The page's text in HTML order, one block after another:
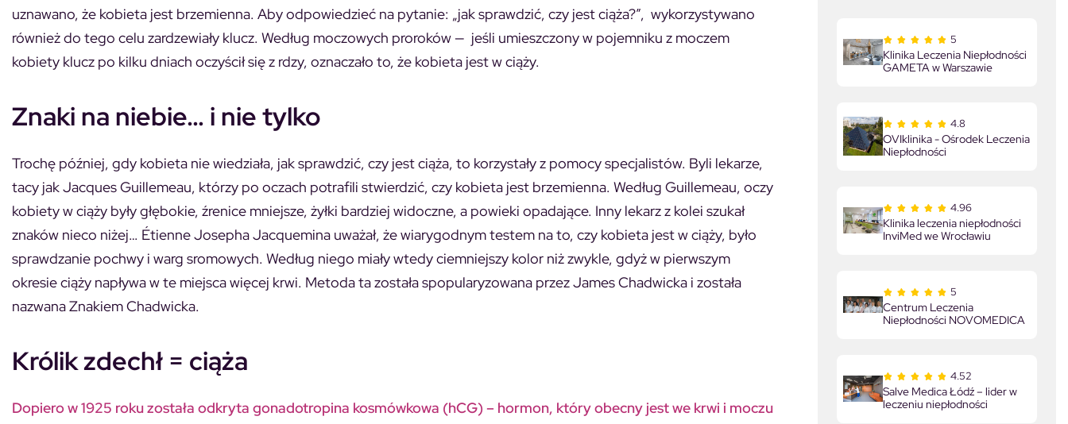
uznawano, że kobieta jest brzemienna. Aby odpowiedzieć na pytanie: „jak sprawdzić, czy jest ciąża?”, wykorzystywano
również do tego celu zardzewiały klucz. Według moczowych proroków — jeśli umieszczony w pojemniku z moczem
kobiety klucz po kilku dniach oczyścił się z rdzy, oznaczało to, że kobieta jest w ciąży.
Znaki na niebie… i nie tylko
Trochę później, gdy kobieta nie wiedziała, jak sprawdzić, czy jest ciąża, to korzystały z pomocy specjalistów. Byli lekarze,
tacy jak Jacques Guillemeau, którzy po oczach potrafili stwierdzić, czy kobieta jest brzemienna. Według Guillemeau, oczy
kobiety w ciąży były głębokie, źrenice mniejsze, żyłki bardziej widoczne, a powieki opadające. Inny lekarz z kolei szukał
znaków nieco niżej… Étienne Josepha Jacquemina uważał, że wiarygodnym testem na to, czy kobieta jest w ciąży, było
sprawdzanie pochwy i warg sromowych. Według niego miały wtedy ciemniejszy kolor niż zwykle, gdyż w pierwszym
okresie ciąży napływa w te miejsca więcej krwi. Metoda ta została spopularyzowana przez James Chadwicka i została
nazwanaZnakiem Chadwicka.
Królik zdechł = ciąża
Dopiero w 1925 roku została odkryta gonadotropina kosmówkowa (hCG) – hormon, który obecny jest we krwi i moczu
5
Klinika Leczenia Niepłodności
GAMETA w Warszawie
4.8
OVIklinika - Ośrodek Leczenia
Niepłodności
4.96
Klinika leczenia niepłodności
InviMed we Wrocławiu
5
Centrum Leczenia
Niepłodności NOVOMEDICA
4.52
Salve Medica Łódź – lider w
leczeniu niepłodności